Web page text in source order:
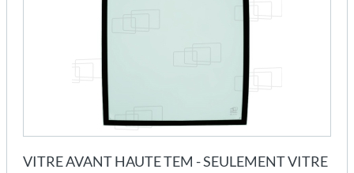
VITRE AVANT HAUTE TEM - SEULEMENT VITRE